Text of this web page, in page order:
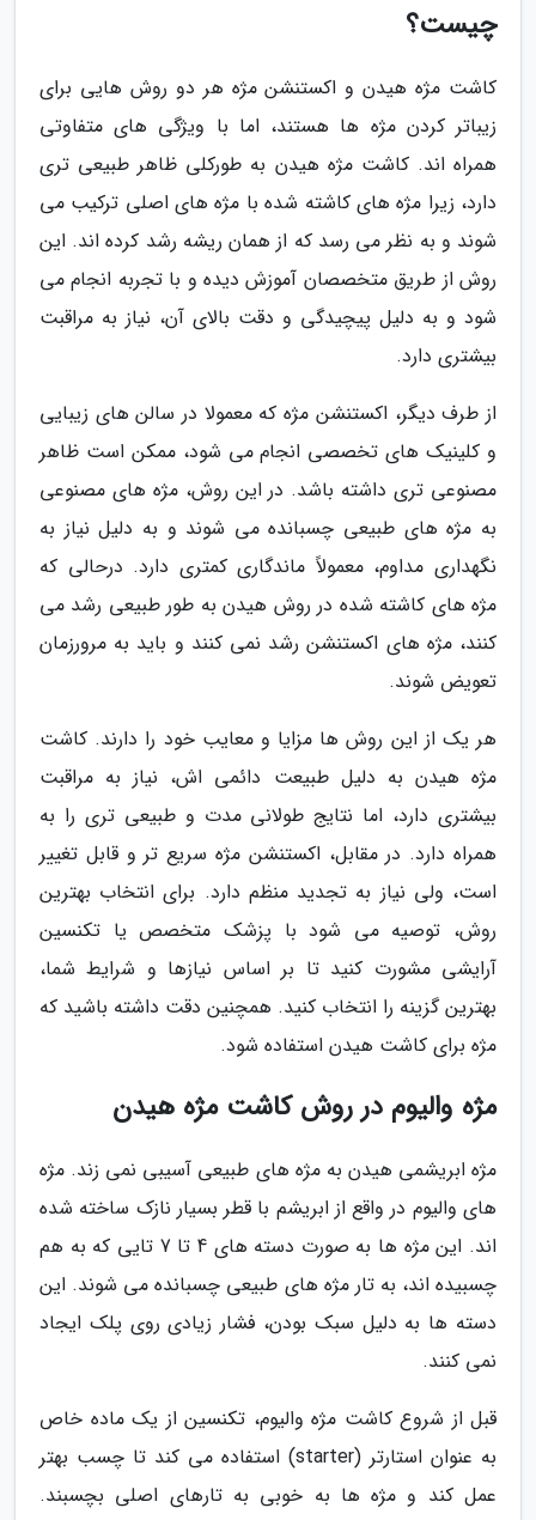
چیست؟
کاشت مژه هیدن و اکستنشن مژه هر دو روش هایی برای
زیباتر کردن مژه ها هستند، اما با ویژگی های متفاوتی
همراه اند. کاشت مژه هیدن به طورکلی ظاهر طبیعی تری
دارد، زیرا مژه های کاشته شده با مژه های اصلی ترکیب می
شوند و به نظر می رسد که از همان ریشه رشد کرده اند. این
روش از طریق متخصصان آموزش دیده و با تجربه انجام می
شود و به دلیل پیچیدگی و دقت بالای آن، نیاز به مراقبت
بیشتری دارد.
از طرف دیگر، اکستنشن مژه که معمولا در سالن های زیبایی
و کلینیک های تخصصی انجام می شود، ممکن است ظاهر
مصنوعی تری داشته باشد. در این روش، مژه های مصنوعی
به مژه های طبیعی چسبانده می شوند و به دلیل نیاز به
نگهداری مداوم، معمولاً ماندگاری کمتری دارد. درحالی که
مژه های کاشته شده در روش هیدن به طور طبیعی رشد می
کنند، مژه های اکستنشن رشد نمی کنند و باید به مرورزمان
تعویض شوند.
هر یک از این روش ها مزایا و معایب خود را دارند. کاشت
مژه هیدن به دلیل طبیعت دائمی اش، نیاز به مراقبت
بیشتری دارد، اما نتایج طولانی مدت و طبیعی تری را به
همراه دارد. در مقابل، اکستنشن مژه سریع تر و قابل تغییر
است، ولی نیاز به تجدید منظم دارد. برای انتخاب بهترین
روش، توصیه می شود با پزشک متخصص یا تکنسین
آرایشی مشورت کنید تا بر اساس نیازها و شرایط شما،
بهترین گزینه را انتخاب کنید. همچنین دقت داشته باشید که
مژه برای کاشت هیدن استفاده شود.
مژه والیوم در روش کاشت مژه هیدن
مژه ابریشمی هیدن به مژه های طبیعی آسیبی نمی زند. مژه
های والیوم در واقع از ابریشم با قطر بسیار نازک ساخته شده
اند. این مژه ها به صورت دسته های 4 تا 7 تایی که به هم
چسبیده اند، به تار مژه های طبیعی چسبانده می شوند. این
دسته ها به دلیل سبک بودن، فشار زیادی روی پلک ایجاد
نمی کنند.
قبل از شروع کاشت مژه والیوم، تکنسین از یک ماده خاص
به عنوان استارتر (starter) استفاده می کند تا چسب بهتر
عمل کند و مژه ها به خوبی به تارهای اصلی بچسبند.